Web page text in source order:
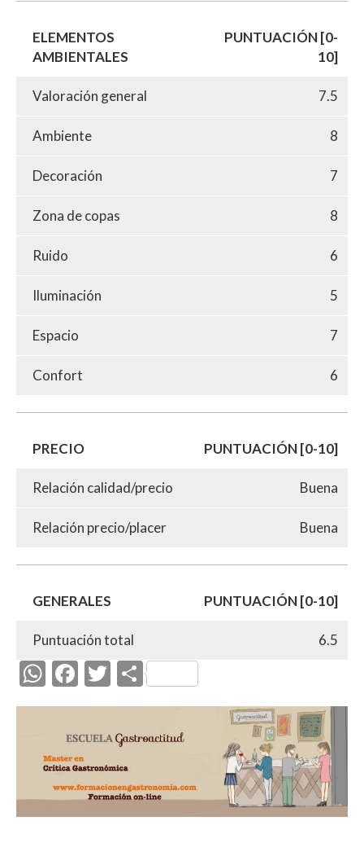
ELEMENTOS
AMBIENTALES
PUNTUACIÓN [0-
10]
Valoración general 7.5
Ambiente 8
Decoración 7
Zona de copas 8
Ruido 6
Iluminación 5
Espacio 7
Confort 6
PRECIO PUNTUACIÓN [0-10]
Relación calidad/precio Buena
Relación precio/placer Buena
GENERALES PUNTUACIÓN [0-10]
Puntuación total 6.5
W
h
s
A
p
F
ac
b
o
o
T
w
itt
er
C
o
p
ar
ti